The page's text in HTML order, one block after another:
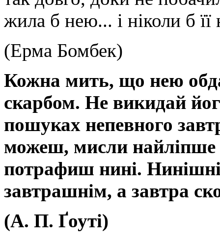
жила б нею... і ніколи б її
(Ерма Бомбек)
Кожна мить, що нею
скарбом. Не викидай
пошуках непевного
можеш, мисли найліпше
потрафиш нині.
завтрашнім, а завтра
(А. П. Ґоуті)